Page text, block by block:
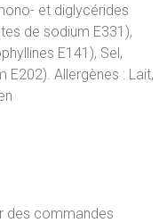
et diglycérides
de sodium E331),
E141), Sel,
Allergènes : Lait,
des commandes